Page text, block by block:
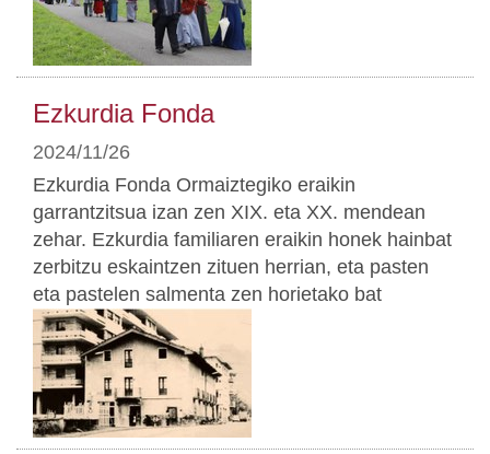
Ezkurdia Fonda
2024/11/26
Ezkurdia Fonda Ormaiztegiko eraikin
garrantzitsua izan zen XIX. eta XX. mendean
zehar. Ezkurdia familiaren eraikin honek hainbat
zerbitzu eskaintzen zituen herrian, eta pasten
eta pastelen salmenta zen horietako bat